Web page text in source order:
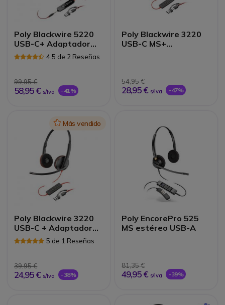
Poly Blackwire 5220
USB-C+ Adaptador
USB-C/A4.5 de 2 Reseñas
99,95 €
58,95 € s/Iva -41%
Poly Blackwire 3220
USB-C MS+
54,95 €
28,95 € s/Iva -47%
IconMás vendido
Poly Blackwire 3220
USB-C + Adaptador
USB-C/A5 de 1 Reseñas
39,95 €
24,95 € s/Iva -38%
Poly EncorePro 525
MS estéreo USB-A
81,35 €
49,95 € s/Iva -39%